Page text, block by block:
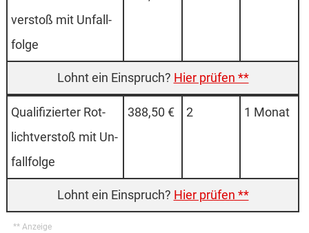
ver­stoß mit Un­fall­
fol­ge
Hier prüfen **
Quali­fi­zier­ter Rot­
licht­ver­stoß mit Un­
fall­fol­ge
388,50 € 2 1 Monat
Hier prüfen **